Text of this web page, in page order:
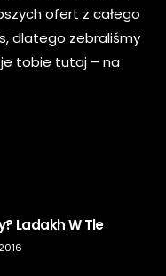
ofert z całego
dlatego zebraliśmy
je tobie tutaj – na
Ladakh W Tle